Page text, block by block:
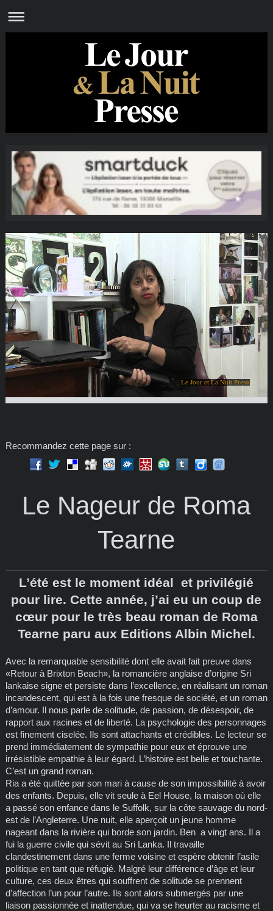
Le Jour et La Nuit Presse
Recommandez cette page sur :
Le Nageur de Roma
Tearne
L’été est le moment idéal et privilégié
pour lire. Cette année, j’ai eu un coup de
cœur pour le très beau roman de Roma
Tearne paru aux Editions Albin Michel.
Avec la remarquable sensibilité dont elle avait fait preuve dans
«Retour à Brixton Beach», la romancière anglaise d’origine Sri
lankaise signe et persiste dans l’excellence, en réalisant un roman
incandescent, qui est à la fois une fresque de société, et un roman
d’amour. Il nous parle de solitude, de passion, de désespoir, de
rapport aux racines et de liberté. La psychologie des personnages
est finement ciselée. Ils sont attachants et crédibles. Le lecteur se
prend immédiatement de sympathie pour eux et éprouve une
irrésistible empathie à leur égard. L’histoire est belle et touchante.
C’est un grand roman.
Ria a été quittée par son mari à cause de son impossibilité à avoir
des enfants. Depuis, elle vit seule à Eel House, la maison où elle
a passé son enfance dans le Suffolk, sur la côte sauvage du nord-
est de l’Angleterre. Une nuit, elle aperçoit un jeune homme
nageant dans la rivière qui borde son jardin. Ben a vingt ans. Il a
fui la guerre civile qui sévit au Sri Lanka. Il travaille
clandestinement dans une ferme voisine et espère obtenir l’asile
politique en tant que réfugié. Malgré leur différence d’âge et leur
culture, ces deux êtres qui souffrent de solitude se prennent
d’affection l’un pour l’autre. Ils sont alors submergés par une
liaison passionnée et inattendue, qui va se heurter au racisme et